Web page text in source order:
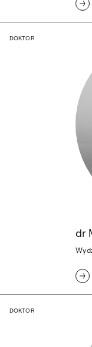
dr Marcel
DOKTOR
dr
dr Katarzyna
DOKTOR